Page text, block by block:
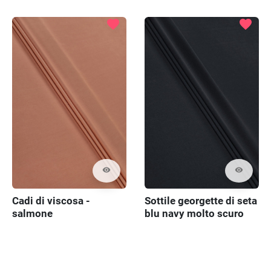
visibility
favorite
Cadi di viscosa -
salmone
visibility
favorite
Sottile georgette di seta
blu navy molto scuro